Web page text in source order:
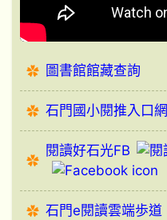
圖書館館藏查詢
石門國小閱推入口網
閱讀好石光FB
石門e閱讀雲端歩道